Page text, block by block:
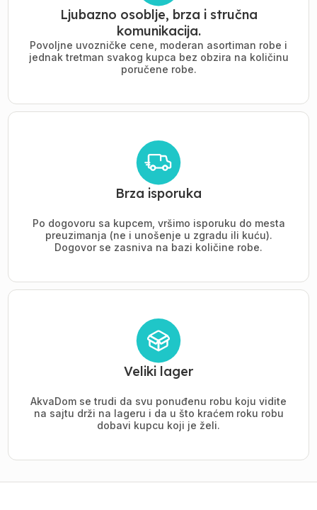
Ljubazno osoblje, brza i stručna
komunikacija.
Povoljne uvozničke cene, moderan asortiman robe i
jednak tretman svakog kupca bez obzira na količinu
poručene robe.
Brza isporuka
Po dogovoru sa kupcem, vršimo isporuku do mesta
preuzimanja (ne i unošenje u zgradu ili kuću).
Dogovor se zasniva na bazi količine robe.
Veliki lager
AkvaDom se trudi da svu ponuđenu robu koju vidite
na sajtu drži na lageru i da u što kraćem roku robu
dobavi kupcu koji je želi.